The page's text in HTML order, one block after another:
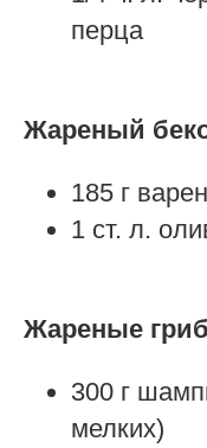
перца
Жареный
185 г
1 ст. л.
Жареные
300 г
мелких)